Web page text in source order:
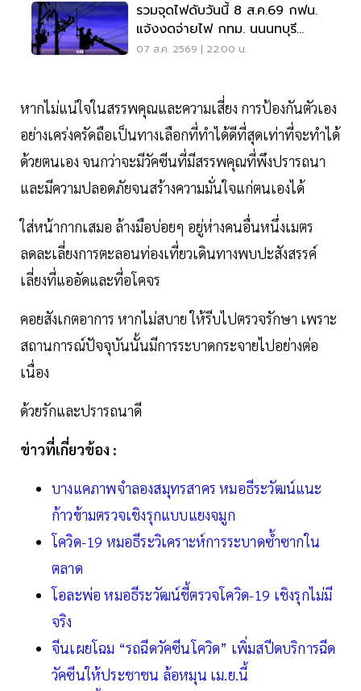
รวมจุดไฟดับวันนี้ 8 ส.ค.69 กฟน.
แจ้งงดจ่ายไฟ กทม. นนนทบุรี
สมุทรปราการ
07 ส.ค. 2569 | 22:00 น.
หากไม่แน่ใจในสรรพคุณและความเสี่ยง การป้องกันตัวเอง
อย่างเคร่งครัดถือเป็นทางเลือกที่ทำได้ดีที่สุดเท่าที่จะทำได้
ด้วยตนเอง จนกว่าจะมีวัคซีนที่มีสรรพคุณที่พึงปรารถนา
และมีความปลอดภัยจนสร้างความมั่นใจแก่ตนเองได้
ใส่หน้ากากเสมอ ล้างมือบ่อยๆ อยู่ห่างคนอื่นหนึ่งเมตร
ลดละเลี่ยงการตะลอนท่องเที่ยวเดินทางพบปะสังสรรค์
เลี่ยงที่แออัดและที่อโคจร
คอยสังเกตอาการ หากไม่สบาย ให้รีบไปตรวจรักษา เพราะ
สถานการณ์ปัจจุบันนั้นมีการระบาดกระจายไปอย่างต่อ
เนื่อง
ด้วยรักและปรารถนาดี
ข่าวที่เกี่ยวข้อง :
บางแคภาพจำลองสมุทรสาคร หมอธีระวัฒน์แนะ
ก้าวข้ามตรวจเชิงรุกแบบแยงจมูก
โควิด-19 หมอธีระวิเคราะห์การระบาดซ้ำซากใน
ตลาด
โอละพ่อ หมอธีระวัฒน์ชี้ตรวจโควิด-19 เชิงรุกไม่มี
จริง
จีนเผยโฉม “รถฉีดวัคซีนโควิด” เพิ่มสปีดบริการฉีด
วัคซีนให้ประชาชน ล้อหมุน เม.ย.นี้